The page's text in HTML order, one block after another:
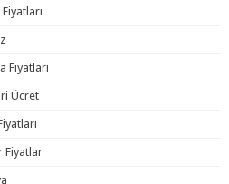
Fiyatları
Ücret
Fiyatlar